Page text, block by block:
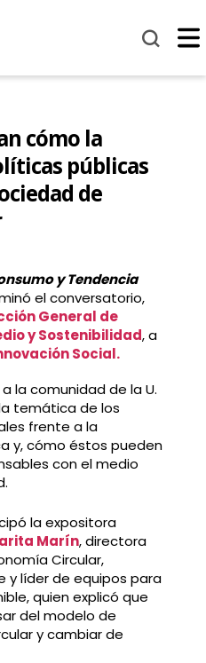
cómo la
públicas
de
y Tendencia
el conversatorio,
General de
y Sostenibilidad, a
Social.
la comunidad de la U.
temática de los
frente a la
y, cómo éstos pueden
con el medio
la expositora
Marín, directora
Circular,
y líder de equipos para
quien explicó que
del modelo de
y cambiar de